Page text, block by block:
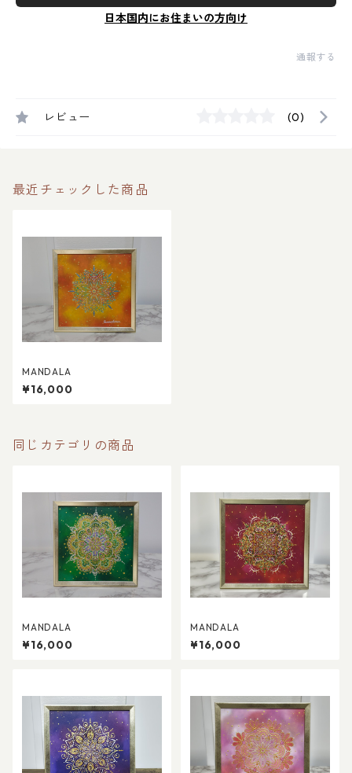
日本国内にお住まいの方向け
通報する
レビュー (0)
最近チェックした商品
MANDALA
¥16,000
同じカテゴリの商品
MANDALA
¥16,000
MANDALA
¥16,000